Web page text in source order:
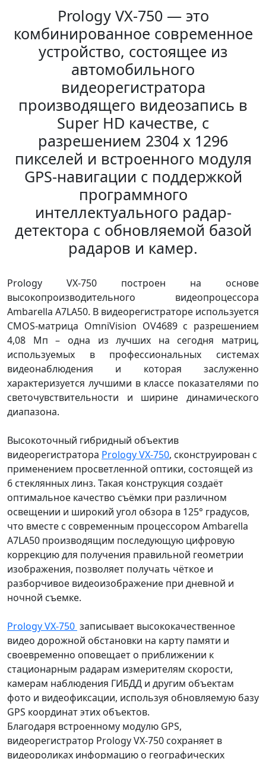
Prology VX-750 — это
комбинированное современное
устройство, состоящее из
автомобильного
видеорегистратора
производящего видеозапись в
Super HD качестве, с
разрешением 2304 х 1296
пикселей и встроенного модуля
GPS-навигации с поддержкой
программного
интеллектуального радар-
детектора с обновляемой базой
радаров и камер.
Prology VX-750 построен на основе
высокопроизводительного видеопроцессора
Ambarella A7LA50. В видеорегистраторе используется
CMOS-матрица OmniVision OV4689 с разрешением
4,08 Мп – одна из лучших на сегодня матриц,
используемых в профессиональных системах
видеонаблюдения и которая заслуженно
характеризуется лучшими в классе показателями по
светочувствительности и ширине динамического
диапазона.
Высокоточный гибридный объектив
видеорегистратора Prology VX-750, сконструирован с
применением просветленной оптики, состоящей из
6 стеклянных линз. Такая конструкция создаёт
оптимальное качество съёмки при различном
освещении и широкий угол обзора в 125° градусов,
что вместе с современным процессором Ambarella
A7LA50 производящим последующую цифровую
коррекцию для получения правильной геометрии
изображения, позволяет получать чёткое и
разборчивое видеоизображение при дневной и
ночной съемке.
Prology VX-750 записывает высококачественное
видео дорожной обстановки на карту памяти и
своевременно оповещает о приближении к
стационарным радарам измерителям скорости,
камерам наблюдения ГИБДД и другим объектам
фото и видеофиксации, используя обновляемую базу
GPS координат этих объектов.
Благодаря встроенному модулю GPS,
видеорегистратор Prology VX-750 сохраняет в
видеороликах информацию о географических